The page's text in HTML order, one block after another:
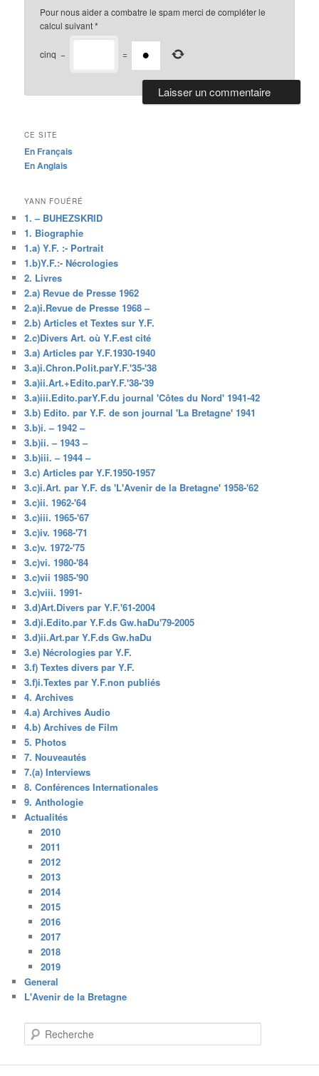
Pour nous aider a combatre le spam merci de compléter le
calcul suivant*
cinq − =
CE SITE
En Français
En Anglais
YANN FOUÉRÉ
1. – BUHEZSKRID
1. Biographie
1.a) Y.F. :- Portrait
1.b)Y.F.:- Nécrologies
2. Livres
2.a) Revue de Presse 1962
2.a)i.Revue de Presse 1968 –
2.b) Articles et Textes sur Y.F.
2.c)Divers Art. où Y.F.est cité
3.a) Articles par Y.F.1930-1940
3.a)i.Chron.Polit.parY.F.'35-'38
3.a)ii.Art.+Edito.parY.F.'38-'39
3.a)iii.Edito.parY.F.du journal 'Côtes du Nord' 1941-42
3.b) Edito. par Y.F. de son journal 'La Bretagne' 1941
3.b)i. – 1942 –
3.b)ii. – 1943 –
3.b)iii. – 1944 –
3.c) Articles par Y.F.1950-1957
3.c)i.Art. par Y.F. ds 'L'Avenir de la Bretagne' 1958-'62
3.c)ii. 1962-'64
3.c)iii. 1965-'67
3.c)iv. 1968-'71
3.c)v. 1972-'75
3.c)vi. 1980-'84
3.c)vii 1985-'90
3.c)viii. 1991-
3.d)Art.Divers par Y.F.'61-2004
3.d)i.Edito.par Y.F.ds Gw.haDu'79-2005
3.d)ii.Art.par Y.F.ds Gw.haDu
3.e) Nécrologies par Y.F.
3.f) Textes divers par Y.F.
3.f)i.Textes par Y.F.non publiés
4. Archives
4.a) Archives Audio
4.b) Archives de Film
5. Photos
7. Nouveautés
7.(a) Interviews
8. Conférences Internationales
9. Anthologie
Actualités
2010
2011
2012
2013
2014
2015
2016
2017
2018
2019
General
L'Avenir de la Bretagne
e